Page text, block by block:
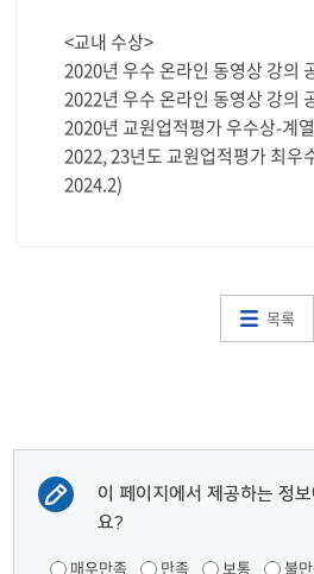
<교내 수상>
2020년 우수 온라인 동영상 강의
2022년 우수 온라인 동영상 강의
2020년 교원업적평가 우수상-계열
2022, 23년도 교원업적평가 최우
2024.2)
목록
이 페이지에서 제공하는 정
요?
매우만족 만족 보통 불